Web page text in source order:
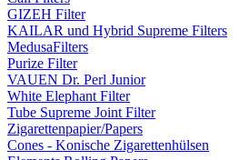
GIZEH Filter
KAILAR und Hybrid Supreme Filters
MedusaFilters
Purize Filter
VAUEN Dr. Perl Junior
White Elephant Filter
Tube Supreme Joint Filter
Zigarettenpapier/Papers
Cones - Konische Zigarettenhülsen